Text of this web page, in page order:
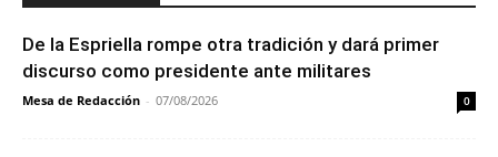
De la Espriella rompe otra tradición y dará primer
discurso como presidente ante militares
Mesa de Redacción - 07/08/2026 0